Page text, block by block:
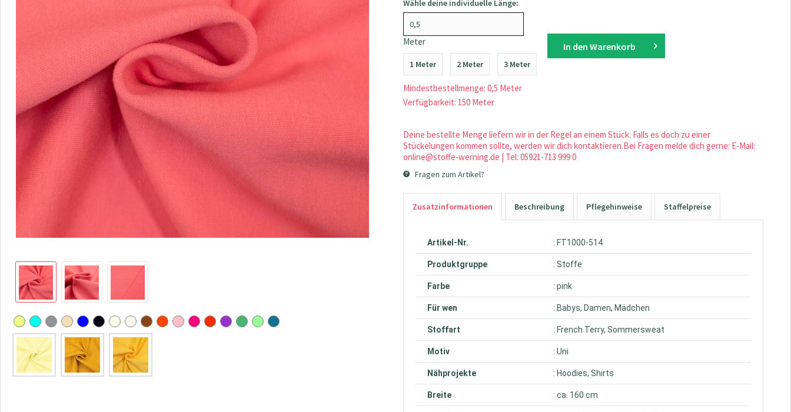
Wähle deine individuelle Länge:
Meter
1 Meter 2 Meter 3 Meter
Mindestbestellmenge: 0,5 Meter
Verfügbarkeit: 150 Meter
In den Warenkorb
Deine bestellte Menge liefern wir in der Regel an einem Stück. Falls es doch zu einer
Stückelungen kommen sollte, werden wir dich kontaktieren.Bei Fragen melde dich gerne: E-Mail:
online@stoffe-werning.de | Tel: 05921-713 999 0
Fragen zum Artikel?
Zusatzinformationen Beschreibung Pflegehinweise Staffelpreise
Artikel-Nr. : FT1000-514
Produktgruppe : Stoffe
Farbe : pink
Für wen : Babys, Damen, Mädchen
Stoffart : French Terry, Sommersweat
Motiv : Uni
Nähprojekte : Hoodies, Shirts
Breite : ca. 160 cm